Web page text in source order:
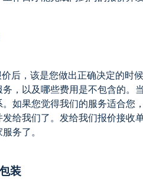
后，该是您做出正确决定的时
务，以及哪些费用是不包含的。
如果您觉得我们的服务适合您
给我们了。发给我们报价接收
务了。
装